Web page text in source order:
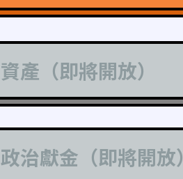
資產（即將開放）
政治獻金（即將開放）